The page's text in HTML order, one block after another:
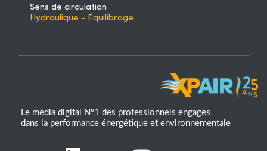
Sens de circulation
Hydraulique - Equilibrage
Le média digital N°1 des professionnels engagés
dans la performance énergétique et environnementale